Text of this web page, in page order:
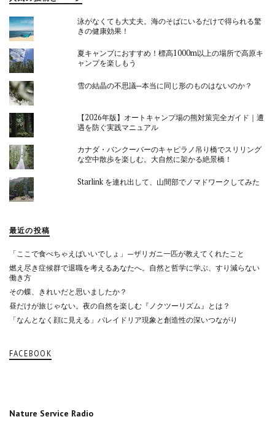
泳がなくても大丈夫。海のそばにいるだけで得られる驚
きの健康効果！
夏キャンプにおすすめ！標高1000m以上の場所で高原キ
ャンプを楽しもう
雪の結晶の不思議─本当に同じ形のものはないのか？
【2026年版】オートキャンプ場の熊対策完全ガイド｜遭
遇を防ぐ実践マニュアル
カナダ・バンクーバーのキャピラノ吊り橋でスリリング
な空中散歩を楽しむ。大自然に架かる絶景橋！
Starlink を連れ出して、山間部でノマドワークしてみた
最近の投稿
「ここで食べちゃえばいいでしょ」—ザリガニ一匹が教えてくれたこと
燃え尽き症候群で退職を考えるあなたへ。自然と哲学に学ぶ、すり減らない
働き方
その蝶、きれいだと思いましたか？
昼だけが旅じゃない。夜の自然を楽しむ『ノクツーリズム』とは？
「なんとなく顔に見える」パレイドリア現象と創造性の深いつながり
FACEBOOK
Nature Service Radio